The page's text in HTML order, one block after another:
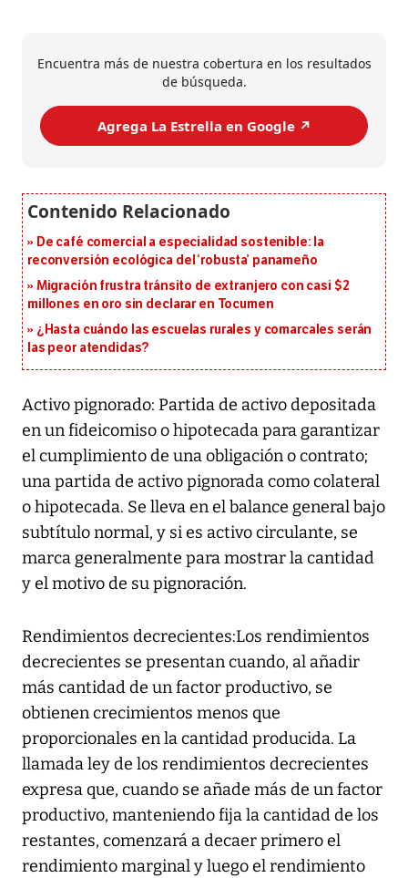
Encuentra más de nuestra cobertura en los resultados
de búsqueda.
Agrega La Estrella en Google ↗️
De café comercial a especialidad sostenible: la
reconversión ecológica del ‘robusta’ panameño
Migración frustra tránsito de extranjero con casi $2
millones en oro sin declarar en Tocumen
¿Hasta cuándo las escuelas rurales y comarcales serán
las peor atendidas?
Activo pignorado: Partida de activo depositada
en un fideicomiso o hipotecada para garantizar
el cumplimiento de una obligación o contrato;
una partida de activo pignorada como colateral
o hipotecada. Se lleva en el balance general bajo
subtítulo normal, y si es activo circulante, se
marca generalmente para mostrar la cantidad
y el motivo de su pignoración.
Rendimientos decrecientes:Los rendimientos
decrecientes se presentan cuando, al añadir
más cantidad de un factor productivo, se
obtienen crecimientos menos que
proporcionales en la cantidad producida. La
llamada ley de los rendimientos decrecientes
expresa que, cuando se añade más de un factor
productivo, manteniendo fija la cantidad de los
restantes, comenzará a decaer primero el
rendimiento marginal y luego el rendimiento